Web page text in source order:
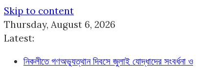
Skip to content
Thursday, August 6, 2026
Latest:
নিকলীতে গণঅভ্যুত্থান দিবসে জুলাই যোদ্ধাদের সংবর্ধনা ও